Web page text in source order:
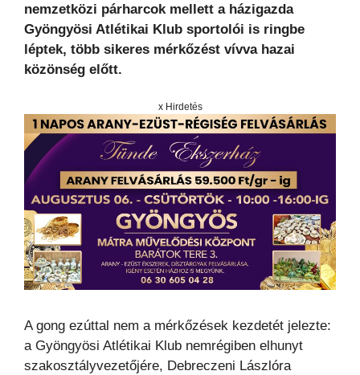
nemzetközi párharcok mellett a házigazda
Gyöngyösi Atlétikai Klub sportolói is ringbe
léptek, több sikeres mérkőzést vívva hazai
közönség előtt.
x Hirdetés
A gong ezúttal nem a mérkőzések kezdetét jelezte:
a Gyöngyösi Atlétikai Klub nemrégiben elhunyt
szakosztályvezetőjére, Debreczeni Lászlóra